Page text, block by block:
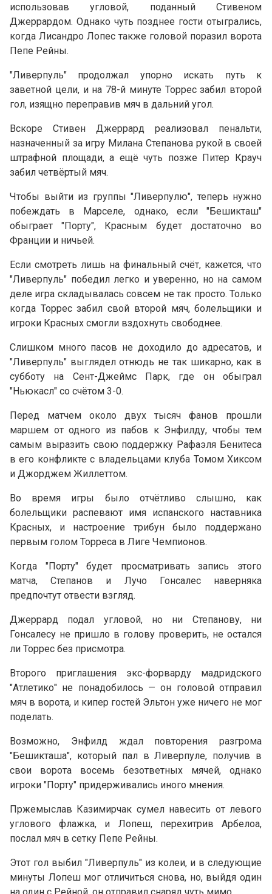
использовав угловой, поданный Стивеном
Джеррардом. Однако чуть позднее гости отыгрались,
когда Лисандро Лопес также головой поразил ворота
Пепе Рейны.
"Ливерпуль" продолжал упорно искать путь к
заветной цели, и на 78-й минуте Торрес забил второй
гол, изящно переправив мяч в дальний угол.
Вскоре Стивен Джеррард реализовал пенальти,
назначенный за игру Милана Степанова рукой в своей
штрафной площади, а ещё чуть позже Питер Крауч
забил четвёртый мяч.
Чтобы выйти из группы "Ливерпулю", теперь нужно
побеждать в Марселе, однако, если "Бешикташ"
обыграет "Порту", Красным будет достаточно во
Франции и ничьей.
Если смотреть лишь на финальный счёт, кажется, что
"Ливерпуль" победил легко и уверенно, но на самом
деле игра складывалась совсем не так просто. Только
когда Торрес забил свой второй мяч, болельщики и
игроки Красных смогли вздохнуть свободнее.
Слишком много пасов не доходило до адресатов, и
"Ливерпуль" выглядел отнюдь не так шикарно, как в
субботу на Сент-Джеймс Парк, где он обыграл
"Ньюкасл" со счётом 3-0.
Перед матчем около двух тысяч фанов прошли
маршем от одного из пабов к Энфилду, чтобы тем
самым выразить свою поддержку Рафаэля Бенитеса
в его конфликте с владельцами клуба Томом Хиксом
и Джорджем Жиллеттом.
Во время игры было отчётливо слышно, как
болельщики распевают имя испанского наставника
Красных, и настроение трибун было поддержано
первым голом Торреса в Лиге Чемпионов.
Когда "Порту" будет просматривать запись этого
матча, Степанов и Лучо Гонсалес наверняка
предпочтут отвести взгляд.
Джеррард подал угловой, но ни Степанову, ни
Гонсалесу не пришло в голову проверить, не остался
ли Торрес без присмотра.
Второго приглашения экс-форварду мадридского
"Атлетико" не понадобилось — он головой отправил
мяч в ворота, и кипер гостей Эльтон уже ничего не мог
поделать.
Возможно, Энфилд ждал повторения разгрома
"Бешикташа", который пал в Ливерпуле, получив в
свои ворота восемь безответных мячей, однако
игроки "Порту" придерживались иного мнения.
Пржемыслав Казимирчак сумел навесить от левого
углового флажка, и Лопеш, перехитрив Арбелоа,
послал мяч в сетку Пепе Рейны.
Этот гол выбил "Ливерпуль" из колеи, и в следующие
минуты Лопеш мог отличиться снова, но, выйдя один